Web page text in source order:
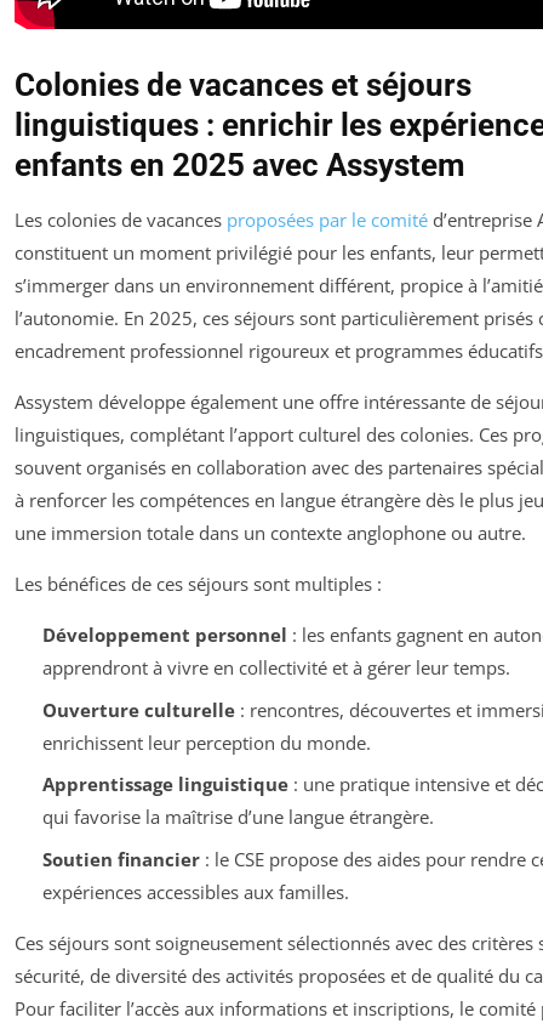
Colonies de vacances et séjours
linguistiques : enrichir les
enfants en 2025 avec Assystem
Les colonies de vacances proposées par le comité d’entreprise
constituent un moment privilégié pour les enfants, leur
s’immerger dans un environnement différent, propice à
l’autonomie. En 2025, ces séjours sont particulièrement prisés
encadrement professionnel rigoureux et programmes
Assystem développe également une offre intéressante de
linguistiques, complétant l’apport culturel des colonies. Ces
souvent organisés en collaboration avec des partenaires
à renforcer les compétences en langue étrangère dès le plus
une immersion totale dans un contexte anglophone ou autre.
Les bénéfices de ces séjours sont multiples :
Développement personnel : les enfants gagnent en
apprendront à vivre en collectivité et à gérer leur temps.
Ouverture culturelle: rencontres, découvertes et
enrichissent leur perception du monde.
Apprentissage linguistique: une pratique intensive et
qui favorise la maîtrise d’une langue étrangère.
Soutien financier: le CSE propose des aides pour rendre
expériences accessibles aux familles.
Ces séjours sont soigneusement sélectionnés avec des critères
sécurité, de diversité des activités proposées et de qualité du
Pour faciliter l’accès aux informations et inscriptions, le